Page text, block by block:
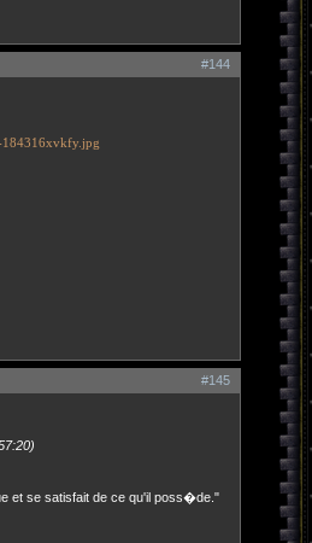
#144
#145
et se satisfait de ce qu'il poss�de."